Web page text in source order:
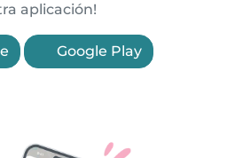
aplicación!
Google Play